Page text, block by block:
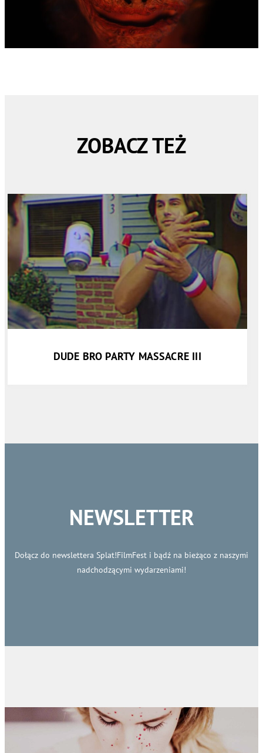
ZOBACZ TEŻ
DUDE BRO PARTY MASSACRE III
NEWSLETTER
Dołącz do newslettera Splat!FilmFest i bądź na bieżąco z naszymi
nadchodzącymi wydarzeniami!